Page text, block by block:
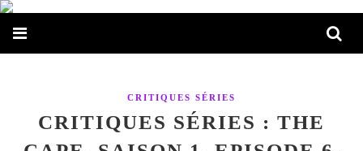
CRITIQUES SÉRIES
CRITIQUES SÉRIES : THE